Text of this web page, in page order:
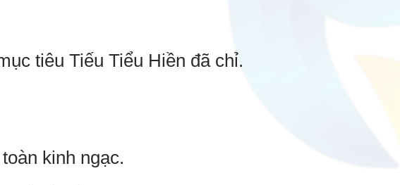
tiêu Tiếu Tiểu Hiền đã chỉ.
kinh ngạc.